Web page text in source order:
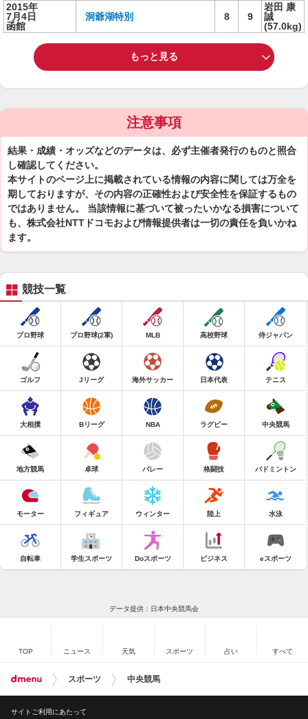
2015年
7月4日
函館
洞爺湖特別 8 9
岩田 康
誠
(57.0kg)
もっと見る
注意事項
結果・成績・オッズなどのデータは、必ず主催者発行のものと照合
し確認してください。
本サイトのページ上に掲載されている情報の内容に関しては万全を
期しておりますが、その内容の正確性および安全性を保証するもの
ではありません。 当該情報に基づいて被ったいかなる損害について
も、株式会社NTTドコモおよび情報提供者は一切の責任を負いかね
ます。
競技一覧
プロ野球 プロ野球(2軍) MLB 高校野球 侍ジャパン
ゴルフ Jリーグ 海外サッカー 日本代表 テニス
大相撲 Bリーグ NBA ラグビー 中央競馬
地方競馬 卓球 バレー 格闘技 バドミントン
モーター フィギュア ウィンター 陸上 水泳
自転車 学生スポーツ Doスポーツ ビジネス eスポーツ
データ提供：日本中央競馬会
TOP ニュース 天気 スポーツ 占い すべて
スポーツ 中央競馬
サイトご利用にあたって